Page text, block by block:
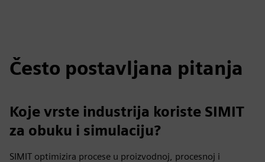
Često postavljana pitanja
Koje vrste industrija koriste SIMIT
za obuku i simulaciju?
SIMIT optimizira procese u proizvodnoj, procesnoj i